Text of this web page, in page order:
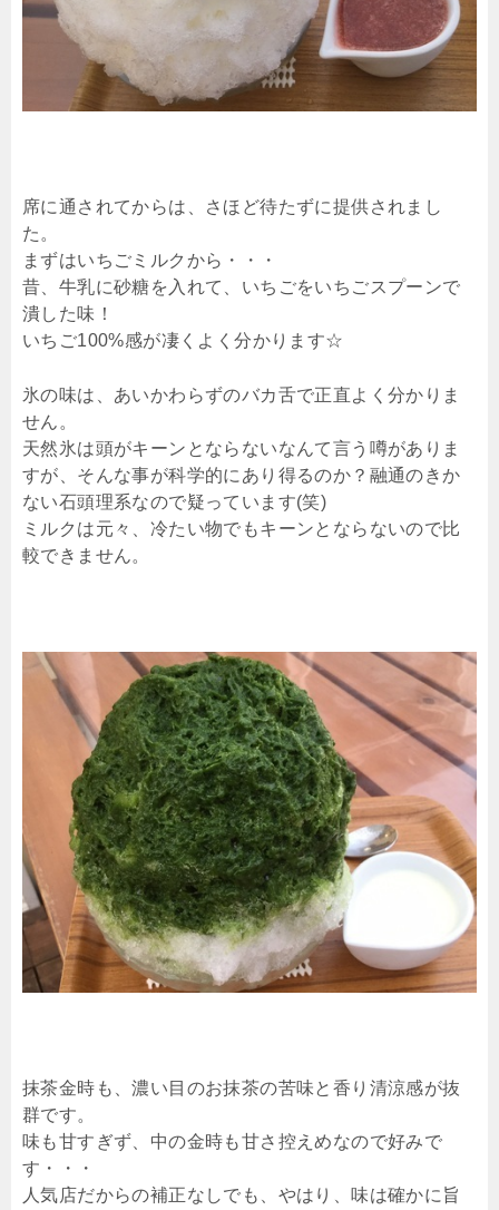
席に通されてからは、さほど待たずに提供されまし
た。
まずはいちごミルクから・・・
昔、牛乳に砂糖を入れて、いちごをいちごスプーンで
潰した味！
いちご100%感が凄くよく分かります☆
氷の味は、あいかわらずのバカ舌で正直よく分かりま
せん。
天然氷は頭がキーンとならないなんて言う噂がありま
すが、そんな事が科学的にあり得るのか？融通のきか
ない石頭理系なので疑っています(笑)
ミルクは元々、冷たい物でもキーンとならないので比
較できません。
抹茶金時も、濃い目のお抹茶の苦味と香り清涼感が抜
群です。
味も甘すぎず、中の金時も甘さ控えめなので好みで
す・・・
人気店だからの補正なしでも、やはり、味は確かに旨